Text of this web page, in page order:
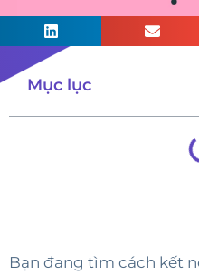
Mục lục
Bạn đang tìm cách kết